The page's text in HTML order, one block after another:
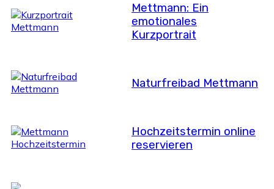
Mettmann: Ein
emotionales
Kurzportrait
Naturfreibad Mettmann
Hochzeitstermin online
reservieren